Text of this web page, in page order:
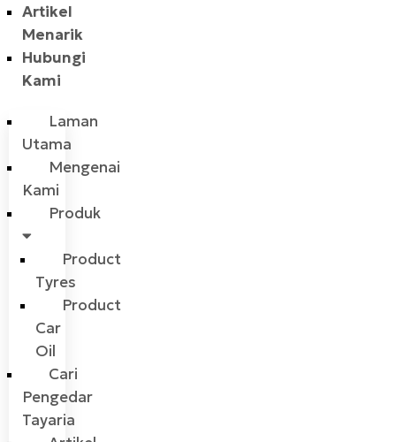
Artikel
Menarik
Hubungi
Kami
Laman
Utama
Mengenai
Kami
Produk
Product
Tyres
Product
Car
Oil
Cari
Pengedar
Tayaria